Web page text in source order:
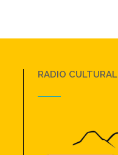
RADIO CULTURAL